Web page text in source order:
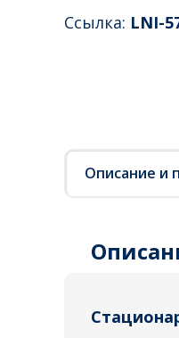
Ссылка: LNI-
Описание и